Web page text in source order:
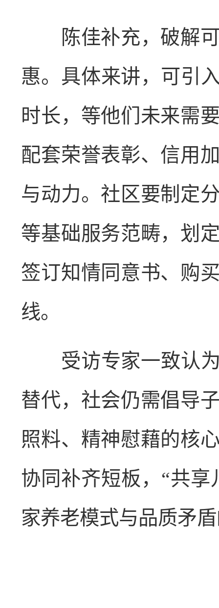
陈佳补充，破解可
惠。具体来讲，可引
时长，等他们未来需
配套荣誉表彰、信用
与动力。社区要制定
等基础服务范畴，划
签订知情同意书、购
线。
受访专家一致认为
替代，社会仍需倡导
照料、精神慰藉的核
协同补齐短板，“共享
家养老模式与品质矛